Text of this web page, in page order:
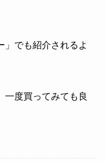
」でも紹介されるよ
一度買ってみても良